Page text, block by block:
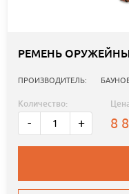
РЕМЕНЬ
ПРОИЗВОДИТЕЛЬ:
Количество:
- + 8